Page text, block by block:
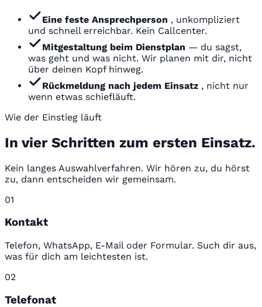
Eine feste Ansprechperson , unkompliziert
und schnell erreichbar. Kein Callcenter.
Mitgestaltung beim Dienstplan — du sagst,
was geht und was nicht. Wir planen mit dir, nicht
über deinen Kopf hinweg.
Rückmeldung nach jedem Einsatz , nicht nur
wenn etwas schiefläuft.
Wie der Einstieg läuft
In vier Schritten zum ersten Einsatz.
Kein langes Auswahlverfahren. Wir hören zu, du hörst
zu, dann entscheiden wir gemeinsam.
01
Kontakt
Telefon, WhatsApp, E-Mail oder Formular. Such dir aus,
was für dich am leichtesten ist.
02
Telefonat